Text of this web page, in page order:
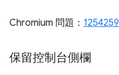
Chromium 問題： 1254259
保留控制台側欄